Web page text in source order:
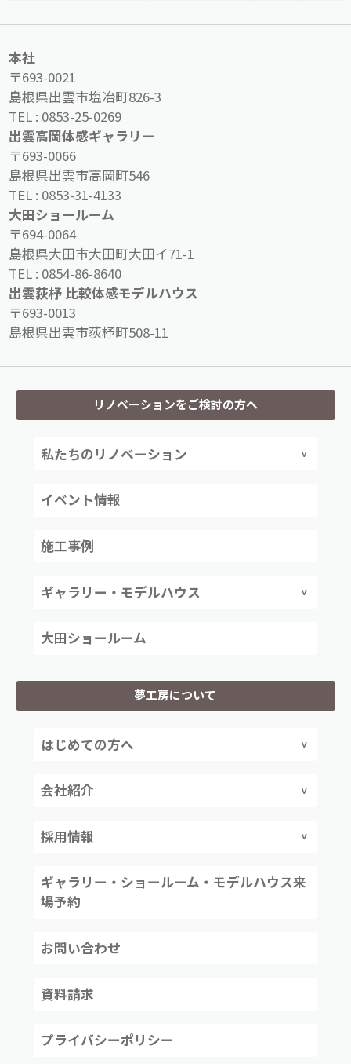
本社
〒693-0021
島根県出雲市塩冶町826-3
TEL : 0853-25-0269
出雲高岡体感ギャラリー
〒693-0066
島根県出雲市高岡町546
TEL : 0853-31-4133
大田ショールーム
〒694-0064
島根県大田市大田町大田イ71-1
TEL : 0854-86-8640
出雲荻杼 比較体感モデルハウス
〒693-0013
島根県出雲市荻杼町508-11
リノベーションをご検討の方へ
私たちのリノベーション
イベント情報
施工事例
ギャラリー・モデルハウス
大田ショールーム
夢工房について
はじめての方へ
会社紹介
採用情報
ギャラリー・ショールーム・モデルハウス来
場予約
お問い合わせ
資料請求
プライバシーポリシー